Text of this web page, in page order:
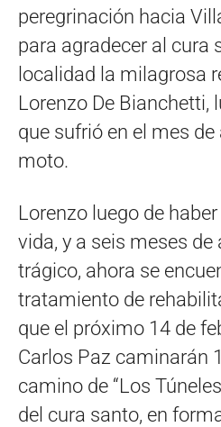
peregrinación hacia
para agradecer al cura
localidad la milagrosa
Lorenzo De Bianchetti,
que sufrió en el mes
moto.
Lorenzo luego de
vida, y a seis meses
trágico, ahora se
tratamiento de
que el próximo 14 de
Carlos Paz caminarán
camino de “Los
del cura santo, en